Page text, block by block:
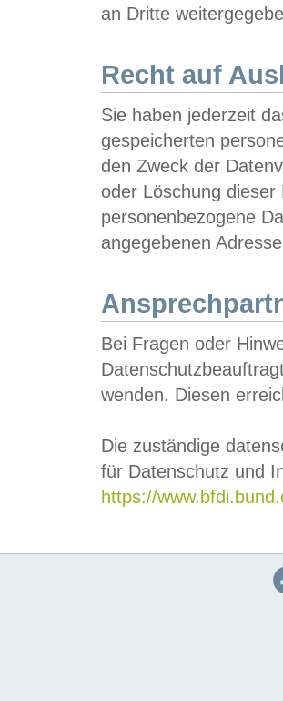
an Dritte
Recht auf
Sie haben jederzeit
gespeicherten
den Zweck der
oder Löschung
personenbezogene
angegebenen
Bei Fragen oder
wenden. Diesen
Die zuständige
für Datenschutz und
https://